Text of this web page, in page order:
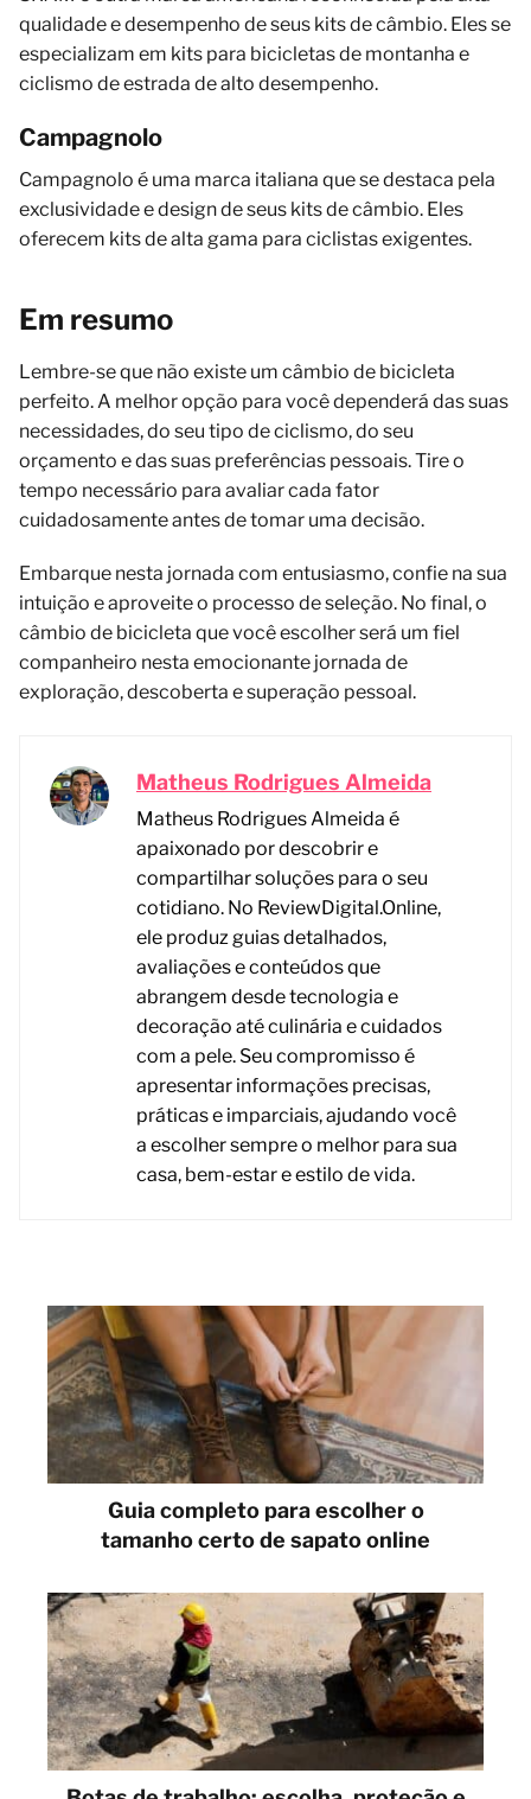
qualidade e desempenho de seus kits de câmbio. Eles se
especializam em kits para bicicletas de montanha e
ciclismo de estrada de alto desempenho.
Campagnolo
Campagnolo é uma marca italiana que se destaca pela
exclusividade e design de seus kits de câmbio. Eles
oferecem kits de alta gama para ciclistas exigentes.
Em resumo
Lembre-se que não existe um câmbio de bicicleta
perfeito. A melhor opção para você dependerá das suas
necessidades, do seu tipo de ciclismo, do seu
orçamento e das suas preferências pessoais. Tire o
tempo necessário para avaliar cada fator
cuidadosamente antes de tomar uma decisão.
Embarque nesta jornada com entusiasmo, confie na sua
intuição e aproveite o processo de seleção. No final, o
câmbio de bicicleta que você escolher será um fiel
companheiro nesta emocionante jornada de
exploração, descoberta e superação pessoal.
Matheus Rodrigues Almeida
Matheus Rodrigues Almeida é
apaixonado por descobrir e
compartilhar soluções para o seu
cotidiano. No ReviewDigital.Online,
ele produz guias detalhados,
avaliações e conteúdos que
abrangem desde tecnologia e
decoração até culinária e cuidados
com a pele. Seu compromisso é
apresentar informações precisas,
práticas e imparciais, ajudando você
a escolher sempre o melhor para sua
casa, bem-estar e estilo de vida.
Guia completo para escolher o
tamanho certo de sapato online